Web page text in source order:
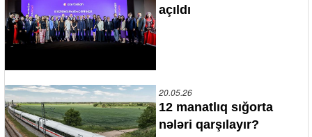
açıldı
20.05.26
12 manatlıq sığorta
nələri qarşılayır?